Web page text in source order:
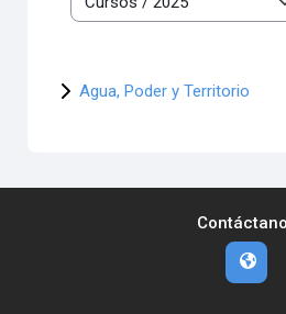
Categorías
Agua, Poder y Territorio